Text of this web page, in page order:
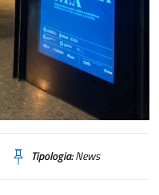
Tipologia:News